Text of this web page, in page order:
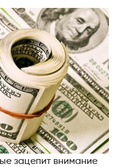
зацепит внимание